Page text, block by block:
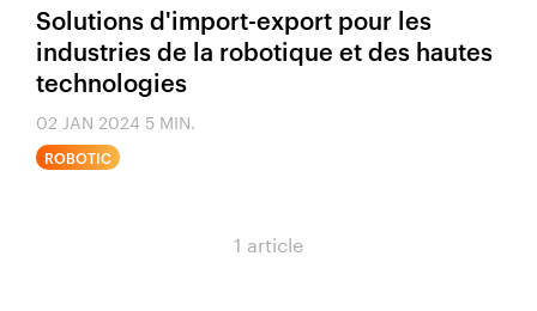
Solutions d'import-export pour les
industries de la robotique et des hautes
technologies
02 JAN 2024 5 MIN.
ROBOTIC
1 article